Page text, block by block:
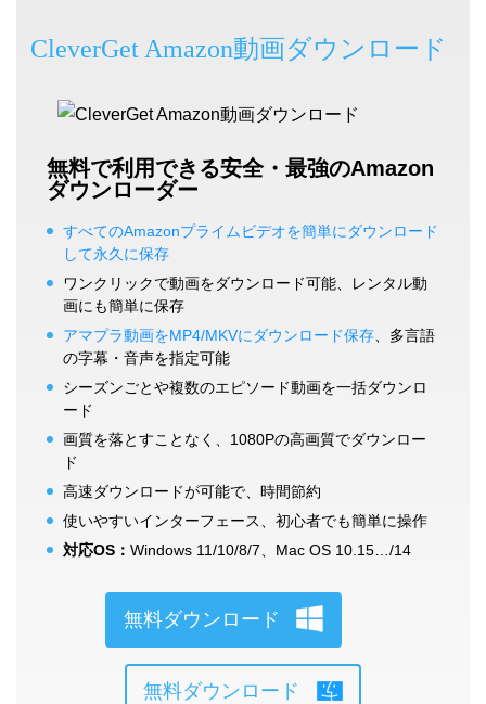
CleverGet Amazon動画ダウンロード
無料で利用できる安全・最強のAmazon
ダウンローダー
すべてのAmazonプライムビデオを簡単にダウンロード
して永久に保存
ワンクリックで動画をダウンロード可能、レンタル動
画にも簡単に保存
アマプラ動画をMP4/MKVにダウンロード保存、多言語
の字幕・音声を指定可能
シーズンごとや複数のエピソード動画を一括ダウンロ
ード
画質を落とすことなく、1080Pの高画質でダウンロー
ド
高速ダウンロードが可能で、時間節約
使いやすいインターフェース、初心者でも簡単に操作
対応OS： Windows 11/10/8/7、Mac OS 10.15…/14
無料ダウンロード
無料ダウンロード